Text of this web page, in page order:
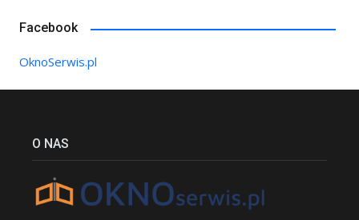
Facebook
OknoSerwis.pl
O NAS